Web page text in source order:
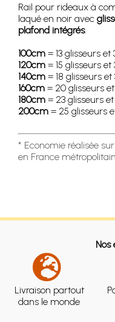
Rail pour rideaux à
laqué en noir avec
plafond intégrés.
100cm = 13 glisseurs
120cm = 15 glisseurs
140cm = 18 glisseurs
160cm = 20 glisseurs
180cm = 23 glisseurs
200cm = 25 glisseurs
* Economie réalisée
en France
Nos
Livraison partout
dans le monde